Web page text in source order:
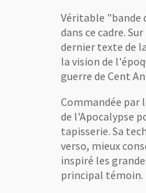
Véritable "bande
dans ce cadre.
dernier texte de
la vision de
guerre de Cent
Commandée par
de l'Apocalypse
tapisserie. Sa
verso, mieux
inspiré les
principal témoin.